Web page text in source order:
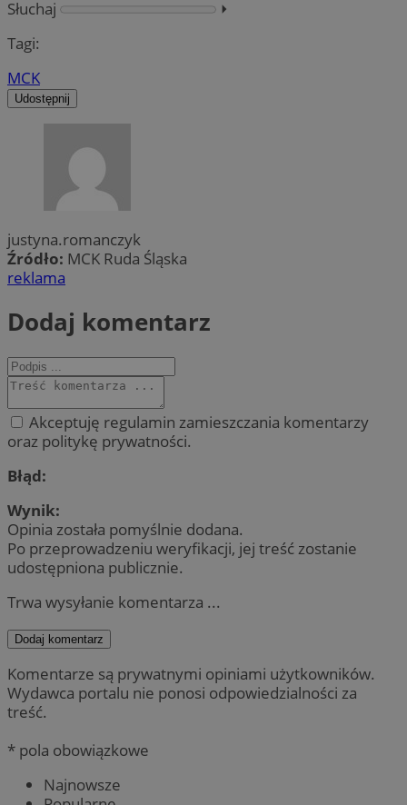
Słuchaj
⏵︎
Tagi:
MCK
Udostępnij
justyna.romanczyk
Źródło: MCK Ruda Śląska
reklama
Dodaj komentarz
Akceptuję regulamin zamieszczania komentarzy
oraz politykę prywatności.
Błąd:
Wynik:
Opinia została pomyślnie dodana.
Po przeprowadzeniu weryfikacji, jej treść zostanie
udostępniona publicznie.
Trwa wysyłanie komentarza ...
Dodaj komentarz
Komentarze są prywatnymi opiniami użytkowników.
Wydawca portalu nie ponosi odpowiedzialności za
treść.
* pola obowiązkowe
Najnowsze